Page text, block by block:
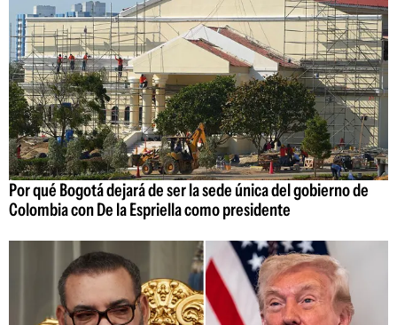
Por qué Bogotá dejará de ser la sede única del gobierno de
Colombia con De la Espriella como presidente